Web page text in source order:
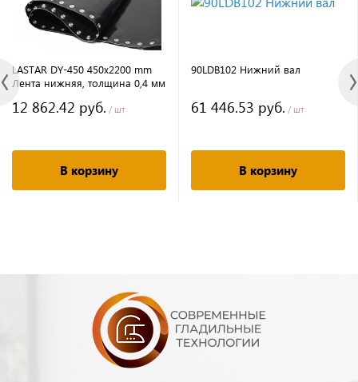
LASTAR DY-450 450х2200 mm
Лента нижняя, толщина 0,4 мм
12 862.42 руб. / шт
В корзину
90LDB102 Нижний вал
61 446.53 руб. / шт
В корзину